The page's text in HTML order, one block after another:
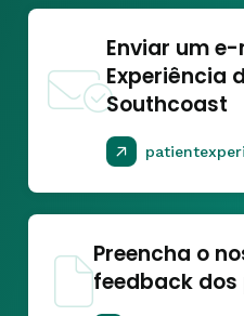
Enviar um
Experiência
Southcoast
Preencha o
feedback